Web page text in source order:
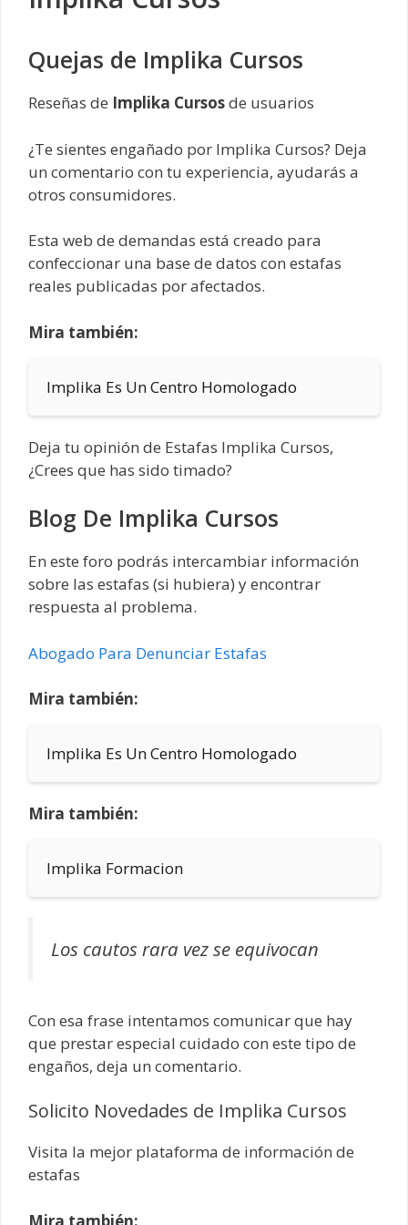
Quejas de Implika Cursos
Reseñas de Implika Cursosde usuarios
¿Te sientes engañado por Implika Cursos? Deja
un comentario con tu experiencia, ayudarás a
otros consumidores.
Esta web de demandas está creado para
confeccionar una base de datos con estafas
reales publicadas por afectados.
Mira también:
Implika Es Un Centro Homologado
Deja tu opinión de Estafas Implika Cursos,
¿Crees que has sido timado?
Blog De Implika Cursos
En este foro podrás intercambiar información
sobre las estafas (si hubiera) y encontrar
respuesta al problema.
Abogado Para Denunciar Estafas
Mira también:
Implika Es Un Centro Homologado
Mira también:
Implika Formacion
Los cautos rara vez se equivocan
Con esa frase intentamos comunicar que hay
que prestar especial cuidado con este tipo de
engaños, deja un comentario.
Solicito Novedades de Implika Cursos
Visita la mejor plataforma de información de
estafas